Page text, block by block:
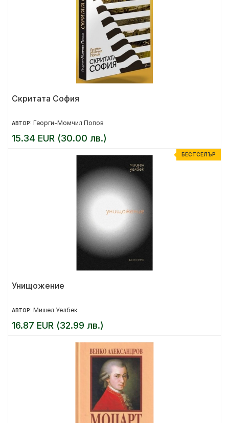
Скритата София
АВТОР: Георги-Момчил Попов
15.34 EUR (30.00 лв.)
БЕСТСЕЛЪР
Унищожение
АВТОР: Мишел Уелбек
16.87 EUR (32.99 лв.)